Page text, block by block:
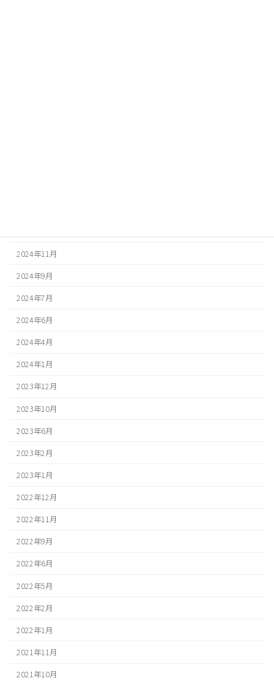
2024年11月
2024年9月
2024年7月
2024年6月
2024年4月
2024年1月
2023年12月
2023年10月
2023年6月
2023年2月
2023年1月
2022年12月
2022年11月
2022年9月
2022年6月
2022年5月
2022年2月
2022年1月
2021年11月
2021年10月